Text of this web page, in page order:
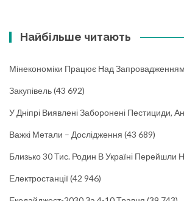
Найбільше читають
Мінекономіки Працює Над
Закупівель(43 692)
У Дніпрі Виявлені Заборонені Пестициди,
Важкі Метали – Дослідження (43 689)
Близько 30 Тис. Родин В Україні Перейшли
Електростанції(42 946)